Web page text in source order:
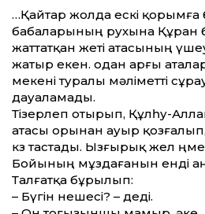
…Қайтар жолда ескі қорымға
бабаларының рухына Құран
жаттатқан жеті атасының
жатыр екен. одан арғы
мекені туралы мәліметті
дауаламады.
Тізерлеп отырып, Құлһу-
атасы орынан ауыр қозғалып,
көз тастады. Ызғырық жел
Бойының мұздағанын енді
Талғатқа бұрылып:
– Бүгін нешесі? – деді.